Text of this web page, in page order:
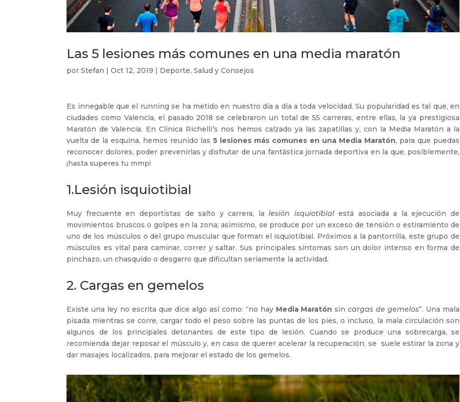
Las 5 lesiones más comunes en una media maratón
porStefan |Oct 12, 2019 | Deporte,Salud y Consejos
Es innegable que el running se ha metido en nuestro día a día a toda velocidad. Su popularidad es tal que, en
ciudades como Valencia, el pasado 2018 se celebraron un total de 55 carreras, entre ellas, la ya prestigiosa
Maratón de Valencia. En Clínica Richelli’s nos hemos calzado ya las zapatillas y, con la Media Maratón a la
vuelta de la esquina, hemos reunido las5 lesiones más comunes en una Media Maratón, para que puedas
reconocer dolores, poder prevenirlas y disfrutar de una fantástica jornada deportiva en la que, posiblemente,
¡hasta superes tu mmp!
1.Lesión isquiotibial
Muy frecuente en deportistas de salto y carrera, lalesión isquiotibialestá asociada a la ejecución de
movimientos bruscos o golpes en la zona; asimismo, se produce por un exceso de tensión o estiramiento de
uno de los músculos o del grupo muscular que forman el isquiotibial. Próximos a la pantorrilla, este grupo de
músculos es vital para caminar, correr y saltar. Sus principales síntomas son un dolor intenso en forma de
pinchazo, un chasquido o desgarro que dificultan seriamente la actividad.
2. Cargas en gemelos
Existe una ley no escrita que dice algo así como: “no hay Media Maratón sincargas de gemelos”. Una mala
pisada mientras se corre, cargar todo el peso sobre las puntas de los pies, o incluso, la mala circulación son
algunos de los principales detonantes de este tipo de lesión. Cuando se produce una sobrecarga, se
recomienda dejar reposar el músculo y, en caso de querer acelerar la recuperación, se suele estirar la zona y
dar masajes localizados, para mejorar el estado de los gemelos.